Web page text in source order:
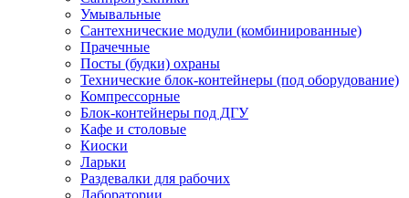
Умывальные
Сантехнические модули (комбинированные)
Прачечные
Посты (будки) охраны
Технические блок-контейнеры (под оборудование)
Компрессорные
Блок-контейнеры под ДГУ
Кафе и столовые
Киоски
Ларьки
Раздевалки для рабочих
Лаборатории